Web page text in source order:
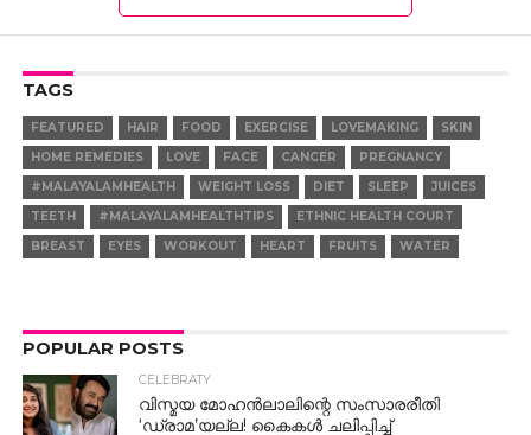
TAGS
FEATURED HAIR FOOD EXERCISE LOVEMAKING
SKIN
HOME REMEDIES
LOVE FACE CANCER
PREGNANCY
#MALAYALAMHEALTH
WEIGHT LOSS DIET SLEEP
JUICES
TEETH
#MALAYALAMHEALTHTIPS
ETHNIC HEALTH COURT
BREAST
EYES WORKOUT HEART FRUITS WATER
POPULAR POSTS
CELEBRATY
വിസ്മയ മോഹൻലാലിന്റെ സംസാരരീതി
‘ഡ്രാമ’യല്ല! കൈകൾ ചലിപ്പിച്ച്